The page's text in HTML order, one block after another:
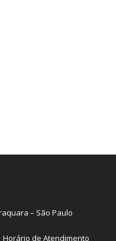
– São Paulo
Horário de Atendimento